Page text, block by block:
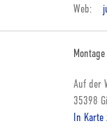
Web:
Auf der
35398
In Karte